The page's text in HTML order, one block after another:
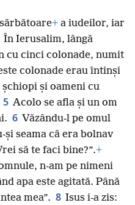
+ a iudeilor, iar
În Ierusalim, lângă
cu cinci colonade, numit
colonade erau întinși
și oameni cu
5 Acolo se afla și un om
6 Văzându-l pe omul
seama că era bolnav
să te faci bine?”.+
n-am pe nimeni
apa este agitată. Până
mea”. 8 Isus i-a zis: